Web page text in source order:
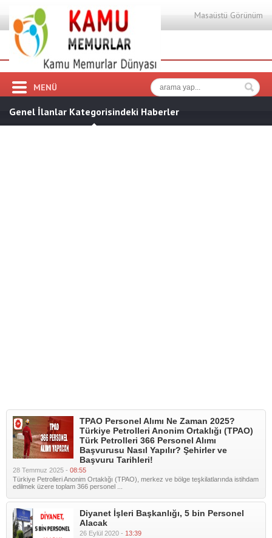
Masaüstü Görünüm
MENÜ
Genel İlanlar Kategorisindeki Haberler
TPAO Personel Alımı Ne Zaman 2025?
Türkiye Petrolleri Anonim Ortaklığı (TPAO)
Türk Petrolleri 366 Personel Alımı
Başvurusu Nasıl Yapılır? Şehirler ve
Başvuru Tarihleri!
28 Temmuz 2025 - 08:55
Türkiye Petrolleri Anonim Ortaklığı (TPAO), merkez ve bölge teşkilatlarında istihdam
edilmek üzere toplam 366 personel ...
Diyanet İşleri Başkanlığı, 5 bin Personel
Alacak
26 Eylül 2020 - 13:39